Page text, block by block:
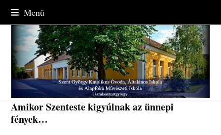
content
Menü
Amikor Szenteste kigyúlnak az ünnepi
fények…